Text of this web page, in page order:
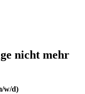
nicht mehr
w/d)